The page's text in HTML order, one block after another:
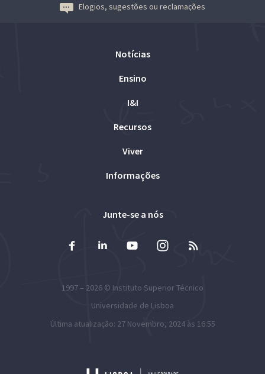
Elogios, sugestões ou reclamações
Notícias
Ensino
I&I
Recursos
Viver
Informações
Junte-se a nós
1997 – 2026 © Instituto Superior Técnico
Universidade de Lisboa
Última atualização: 27 Novembro, 2024 às 16:55